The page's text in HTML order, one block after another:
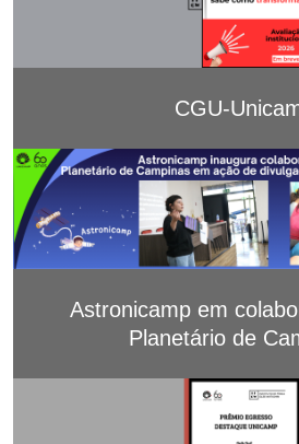
CGU-
Astronicamp em
Planetário de